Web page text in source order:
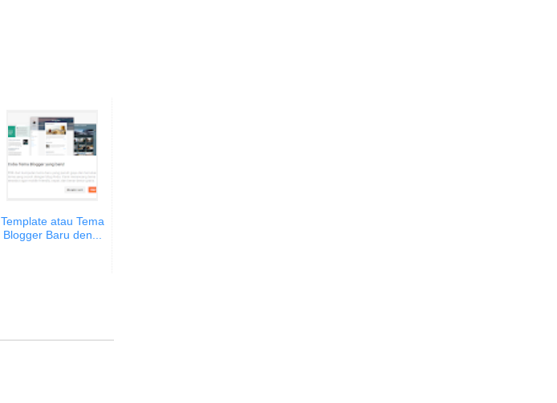
Template atau Tema
Blogger Baru den...